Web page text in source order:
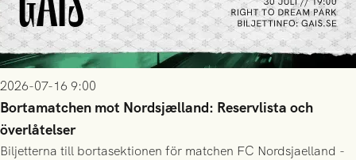
2026-07-16 9:00
Bortamatchen mot Nordsjælland: Reservlista och
överlåtelser
Biljetterna till bortasektionen för matchen FC Nordsjaelland -